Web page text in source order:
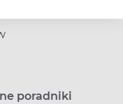
poradniki